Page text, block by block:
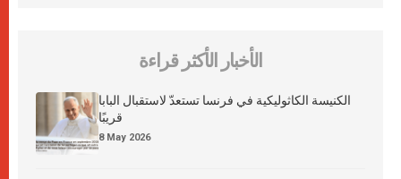
الأخبار الأكثر قراءة
الكنيسة الكاثوليكية في فرنسا تستعدّ لاستقبال البابا
قريبًا
8 May 2026